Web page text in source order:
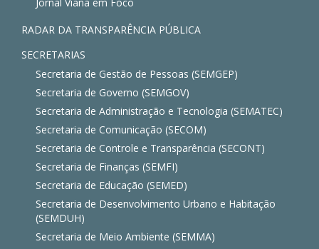
Jornal Viana em Foco
RADAR DA TRANSPARÊNCIA PÚBLICA
SECRETARIAS
Secretaria de Gestão de Pessoas (SEMGEP)
Secretaria de Governo (SEMGOV)
Secretaria de Administração e Tecnologia (SEMATEC)
Secretaria de Comunicação (SECOM)
Secretaria de Controle e Transparência (SECONT)
Secretaria de Finanças (SEMFI)
Secretaria de Educação (SEMED)
Secretaria de Desenvolvimento Urbano e Habitação
(SEMDUH)
Secretaria de Meio Ambiente (SEMMA)